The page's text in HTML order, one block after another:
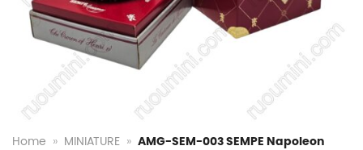
Home » MINIATURE » AMG-SEM-003 SEMPE Napoleon